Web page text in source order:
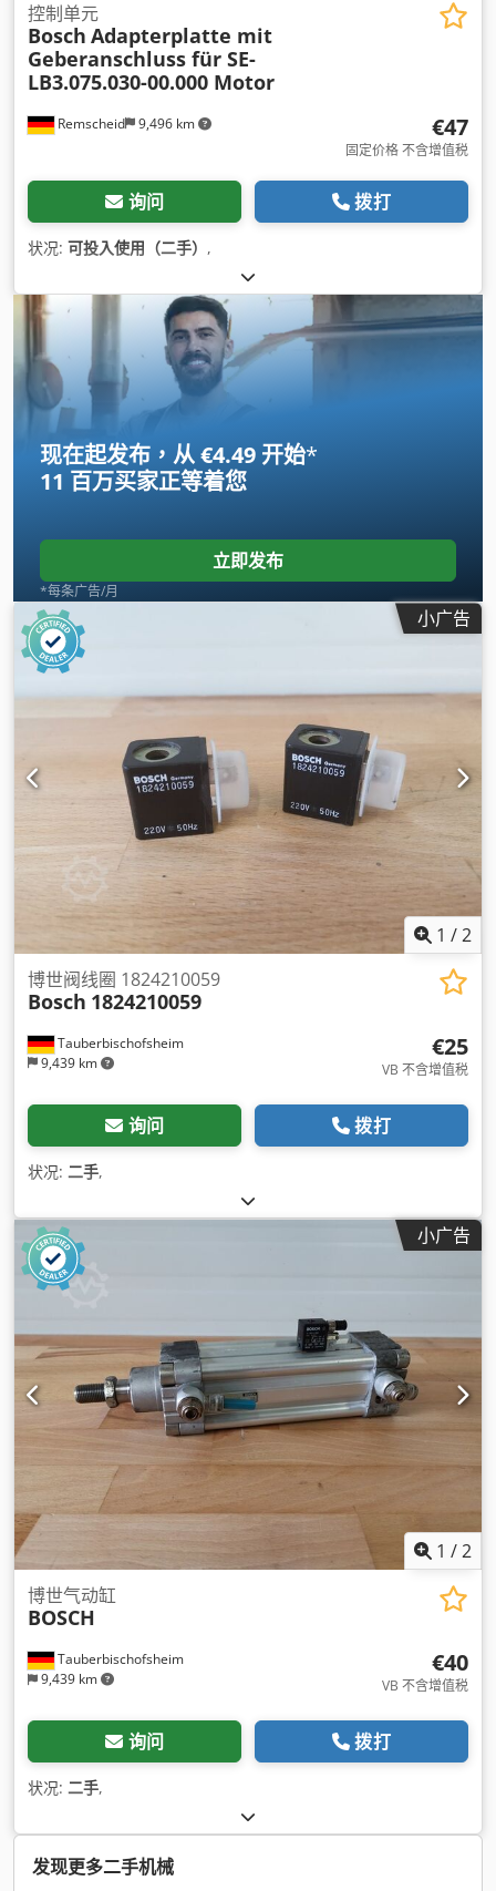
Remscheid 9,496 km
控制单元
Bosch Adapterplatte mit
Geberanschluss für SE-
LB3.075.030-00.000 Motor
€47
固定价格 不含增值税
询问 拨打
状况: 可投入使用（二手） ,
现在起发布，从 €4.49 开始*
11 百万买家正等着您
立即发布
*每条广告/月
小广告
1 /2
Tauberbischofsheim
9,439 km
博世阀线圈 1824210059
Bosch 1824210059
€25
VB 不含增值税
询问 拨打
状况: 二手,
小广告
1 /2
Tauberbischofsheim
9,439 km
博世气动缸
BOSCH
€40
VB 不含增值税
询问 拨打
状况: 二手,
发现更多二手机械